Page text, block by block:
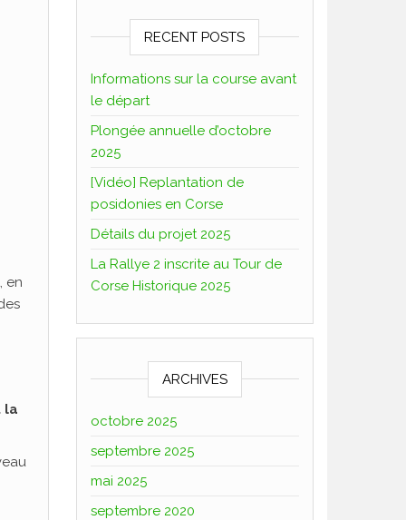
en
la
RECENT POSTS
Informations sur la course avant
le départ
Plongée annuelle d’octobre
2025
[Vidéo] Replantation de
posidonies en Corse
Détails du projet 2025
La Rallye 2 inscrite au Tour de
Corse Historique 2025
ARCHIVES
octobre 2025
septembre 2025
mai 2025
septembre 2020